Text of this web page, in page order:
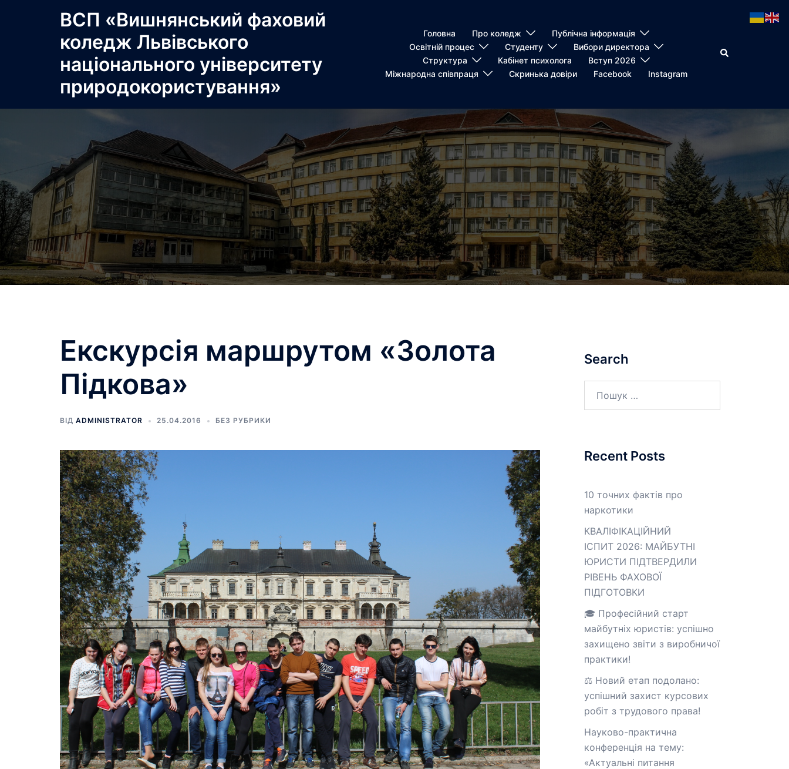
ВСП «Вишнянський фаховий
коледж Львівського
національного університету
природокористування»
Головна Про коледж
Публічна інформація
Освітній процес
Студенту
Вибори директора
Структура
Кабінет психолога
Вступ 2026
Міжнародна співпраця
Скринька довіри Facebook Instagram
Пошук
Екскурсія маршрутом «Золота
Підкова»
ВІД ADMINISTRATOR 25.04.2016 БЕЗ РУБРИКИ
Search
Recent Posts
10 точних фактів про
наркотики
КВАЛІФІКАЦІЙНИЙ
ІСПИТ 2026: МАЙБУТНІ
ЮРИСТИ ПІДТВЕРДИЛИ
РІВЕНЬ ФАХОВОЇ
ПІДГОТОВКИ
🎓 Професійний старт
майбутніх юристів: успішно
захищено звіти з виробничої
практики!
⚖️ Новий етап подолано:
успішний захист курсових
робіт з трудового права!
Науково-практична
конференція на тему:
«Актуальні питання